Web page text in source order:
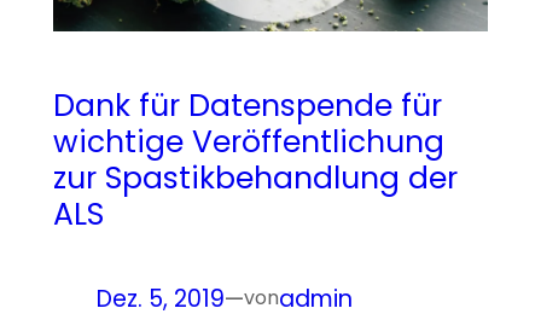
Dank für Datenspende für
wichtige Veröffentlichung
zur Spastikbehandlung der
ALS
Dez. 5, 2019—vonadmin